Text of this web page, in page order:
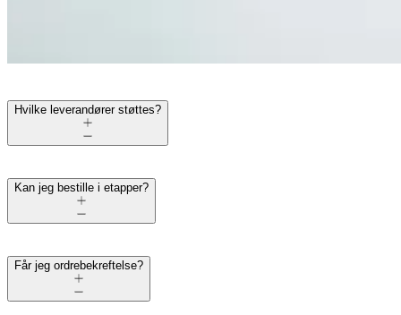
Hvilke leverandører støttes?
Kan jeg bestille i etapper?
Får jeg ordrebekreftelse?